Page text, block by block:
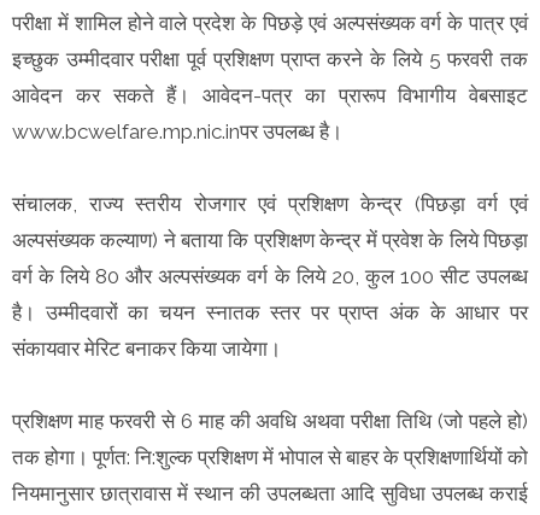
परीक्षा में शामिल होने वाले प्रदेश के पिछड़े एवं अल्पसंख्यक वर्ग के पात्र एवं
इच्छुक उम्मीदवार परीक्षा पूर्व प्रशिक्षण प्राप्त करने के लिये 5 फरवरी तक
आवेदन कर सकते हैं। आवेदन-पत्र का प्रारूप विभागीय वेबसाइट
www.bcwelfare.mp.nic.inपर उपलब्ध है।
संचालक, राज्य स्तरीय रोजगार एवं प्रशिक्षण केन्द्र (पिछड़ा वर्ग एवं
अल्पसंख्यक कल्याण) ने बताया कि प्रशिक्षण केन्द्र में प्रवेश के लिये पिछड़ा
वर्ग के लिये 80 और अल्पसंख्यक वर्ग के लिये 20, कुल 100 सीट उपलब्ध
है। उम्मीदवारों का चयन स्नातक स्तर पर प्राप्त अंक के आधार पर
संकायवार मेरिट बनाकर किया जायेगा।
प्रशिक्षण माह फरवरी से 6 माह की अवधि अथवा परीक्षा तिथि (जो पहले हो)
तक होगा। पूर्णत: नि:शुल्क प्रशिक्षण में भोपाल से बाहर के प्रशिक्षणार्थियों को
नियमानुसार छात्रावास में स्थान की उपलब्धता आदि सुविधा उपलब्ध कराई